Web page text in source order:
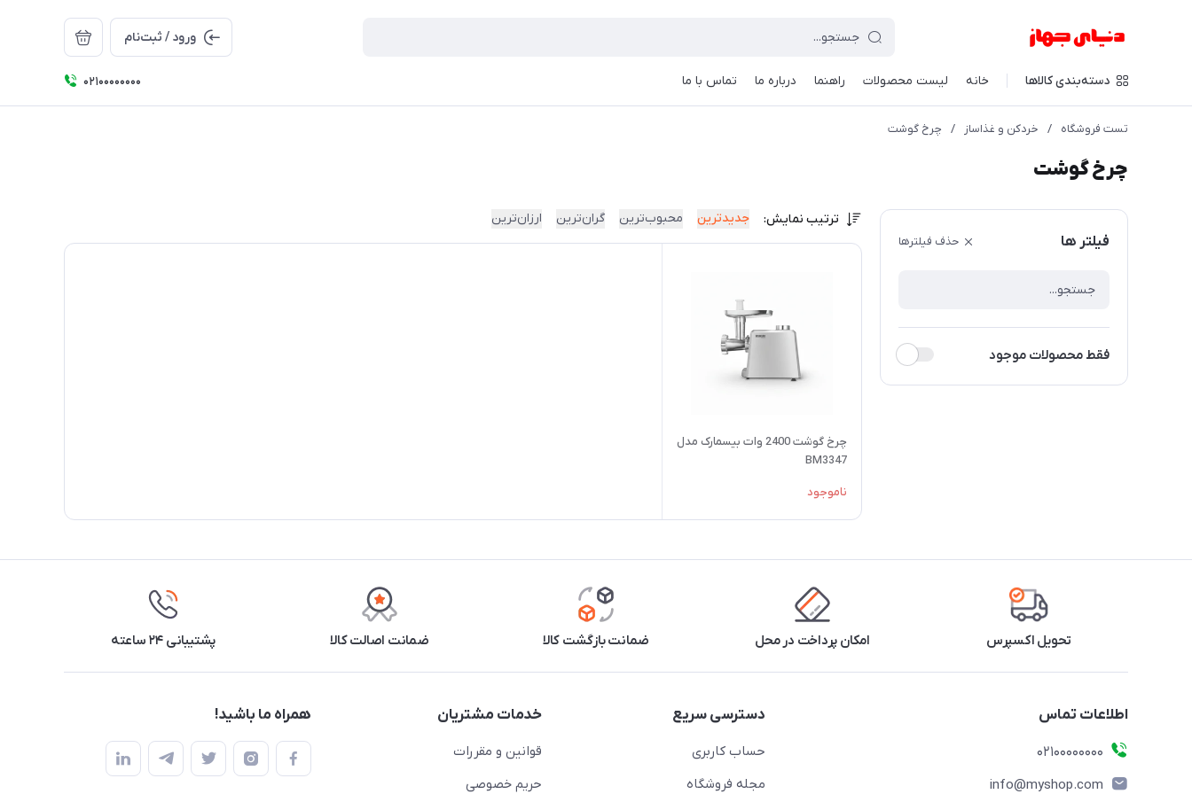
ورود / ثبت‌نام
دسته‌بندی کالاها خانه لیست محصولات راهنما درباره ما تماس با ما ۰۲۱۰۰۰۰۰۰۰۰
تست فروشگاه / خردکن و غذاساز / چرخ گوشت
چرخ گوشت
فیلتر ها حذف فیلترها
فقط محصولات موجود
ترتیب نمایش: جدیدترین محبوب‌ترین گران‌ترین ارزان‌ترین
چرخ گوشت 2400 وات بیسمارک مدل
BM3347
ناموجود
تحویل اکسپرس امکان پرداخت در محل ضمانت بازگشت کالا ضمانت اصالت کالا پشتیبانی ۲۴ ساعته
اطلاعات تماس
۰۲۱۰۰۰۰۰۰۰۰
info@myshop.com
دسترسی سریع
حساب کاربری
مجله فروشگاه
خدمات مشتریان
قوانین و مقررات
حریم خصوصی
همراه ما باشید!